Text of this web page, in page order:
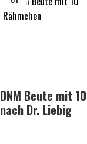
DNM Beute mit
nach Dr. Liebig